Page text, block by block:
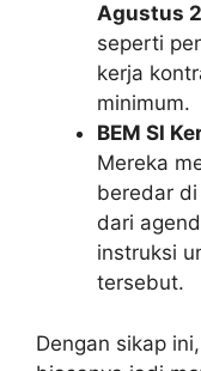
Agustus
seperti
kerja
minimum.
BEM SI
Mereka
beredar
dari
instruksi
tersebut.
Dengan sikap